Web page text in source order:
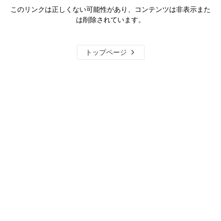
このリンクは正しくない可能性があり、コンテンツは非表示また
は削除されています。
トップページ